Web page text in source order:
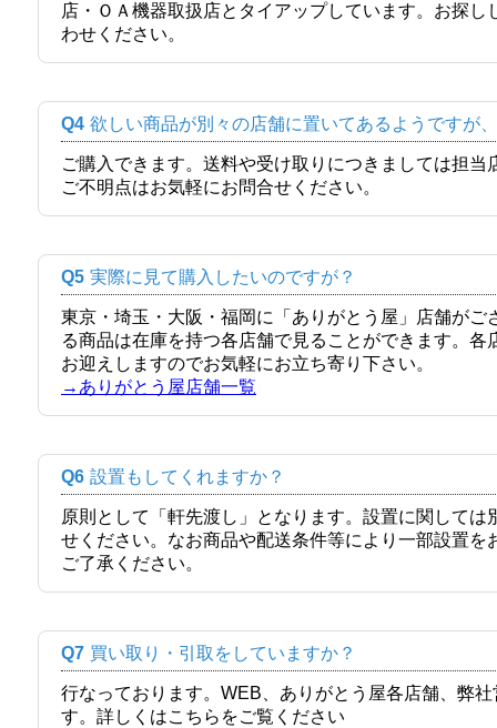
店・ＯＡ機器取扱店とタイアップしています。お探
わせください。
Q4 欲しい商品が別々の店舗に置いてあるようですが
ご購入できます。送料や受け取りにつきましては担
ご不明点はお気軽にお問合せください。
Q5 実際に見て購入したいのですが？
東京・埼玉・大阪・福岡に「ありがとう屋」店舗が
る商品は在庫を持つ各店舗で見ることができます。
お迎えしますのでお気軽にお立ち寄り下さい。
→ありがとう屋店舗一覧
Q6 設置もしてくれますか？
原則として「軒先渡し」となります。設置に関して
せください。なお商品や配送条件等により一部設置
ご了承ください。
Q7 買い取り・引取をしていますか？
行なっております。WEB、ありがとう屋各店舗、弊
す。詳しくはこちらをご覧ください